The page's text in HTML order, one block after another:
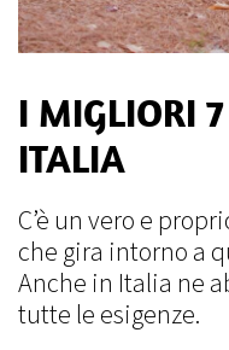
I MIGLIORI
ITALIA
C’è un vero e
che gira intorno a
Anche in Italia ne
tutte le esigenze.